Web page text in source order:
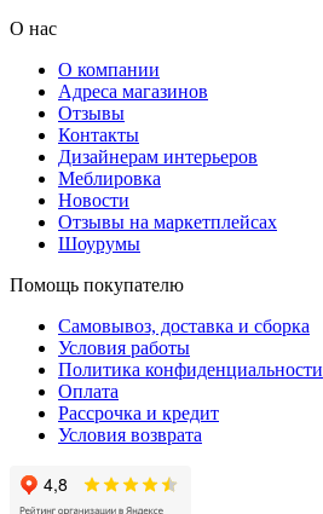
О нас
О компании
Адреса магазинов
Отзывы
Контакты
Дизайнерам интерьеров
Меблировка
Новости
Отзывы на маркетплейсах
Шоурумы
Помощь покупателю
Самовывоз, доставка и сборка
Условия работы
Политика конфиденциальности
Оплата
Рассрочка и кредит
Условия возврата